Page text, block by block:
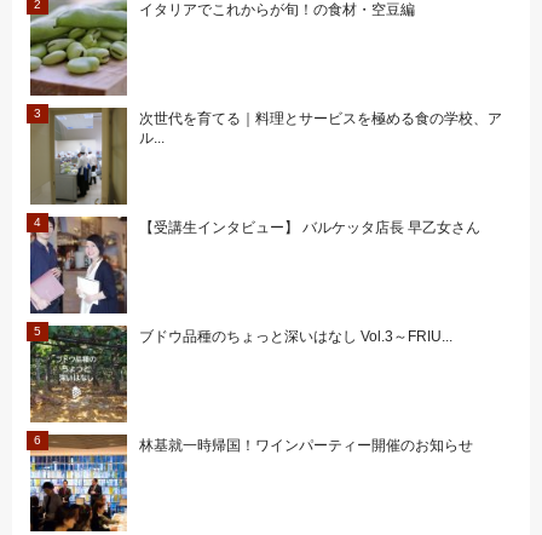
イタリアでこれからが旬！の食材・空豆編
次世代を育てる｜料理とサービスを極める食の学校、ア
ル...
【受講生インタビュー】 バルケッタ店長 早乙女さん
ブドウ品種のちょっと深いはなし Vol.3～FRIU...
林基就一時帰国！ワインパーティー開催のお知らせ